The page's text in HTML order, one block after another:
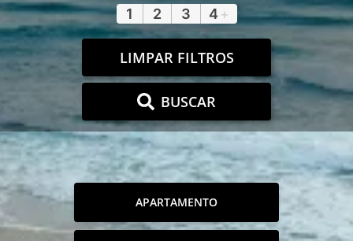
1 2 3 4 +
LIMPAR FILTROS
BUSCAR
APARTAMENTO